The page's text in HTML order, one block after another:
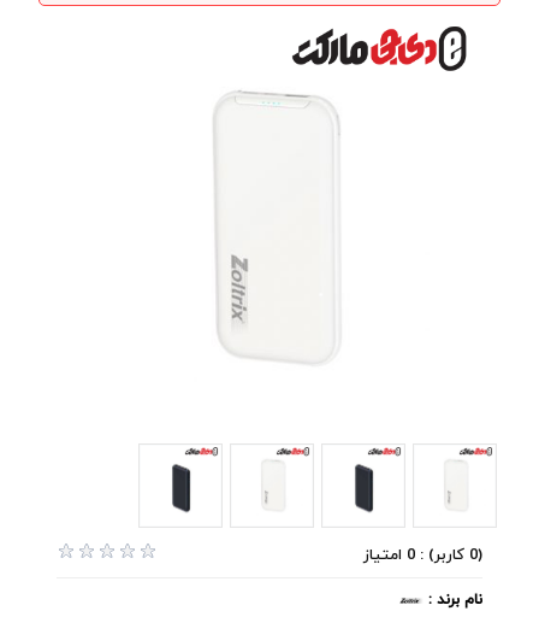
(0 کاربر) : 0 امتیاز
نام برند :